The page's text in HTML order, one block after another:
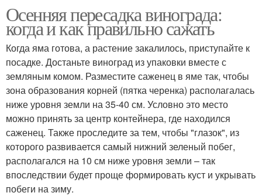
Осенняя пересадка винограда:
когда и как правильно сажать
Когда яма готова, а растение закалилось, приступайте к
посадке. Достаньте виноград из упаковки вместе с
земляным комом. Разместите саженец в яме так, чтобы
зона образования корней (пятка черенка) располагалась
ниже уровня земли на 35-40 см. Условно это место
можно принять за центр контейнера, где находился
саженец. Также проследите за тем, чтобы "глазок", из
которого развивается самый нижний зеленый побег,
располагался на 10 см ниже уровня земли – так
впоследствии будет проще формировать куст и укрывать
побеги на зиму.